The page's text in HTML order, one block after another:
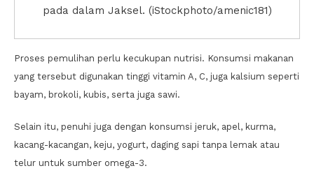
pada dalam Jaksel. (iStockphoto/amenic181)
Proses pemulihan perlu kecukupan nutrisi. Konsumsi makanan
yang tersebut digunakan tinggi vitamin A, C, juga kalsium seperti
bayam, brokoli, kubis, serta juga sawi.
Selain itu, penuhi juga dengan konsumsi jeruk, apel, kurma,
kacang-kacangan, keju, yogurt, daging sapi tanpa lemak atau
telur untuk sumber omega-3.